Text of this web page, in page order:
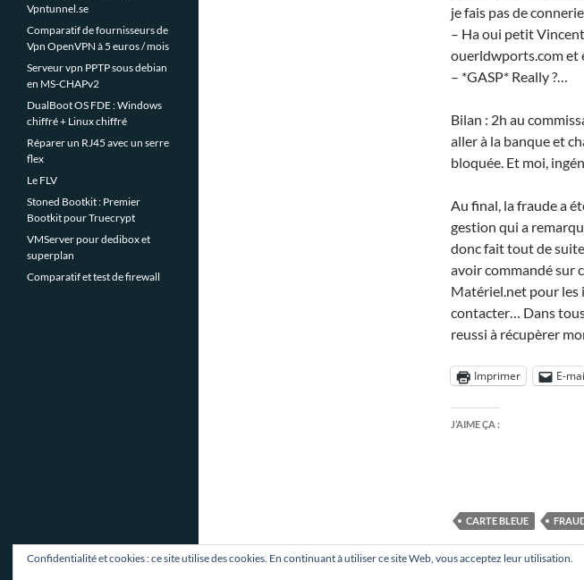
je fais pas de
– Ha oui petit
ouerldwports.com et
– *GASP* Really ?…
Bilan : 2h au
aller à la banque et
bloquée. Et moi,
Au final, la fraude a
gestion qui a
donc fait tout de
avoir commandé sur
Matériel.net pour les
contacter… Dans tous
reussi à récupèrer
Imprimer E-
J’AIME ÇA :
CARTE BLEUE
Vpntunnel.se
Comparatif de fournisseurs de
Vpn OpenVPN à 5 euros / mois
Serveur vpn PPTP sous debian
en MS-CHAPv2
DualBoot OS FDE : Windows
chiffré + Linux chiffré
Réparer un RJ45 avec un serre
flex
Le FLV
Stoned Bootkit : Premier
Bootkit pour Truecrypt
VMServer pour dedibox et
superplan
Comparatif et test de firewall
Confidentialité et cookies : ce site utilise des cookies. En continuant à utiliser ce site Web, vous acceptez leur utilisation.